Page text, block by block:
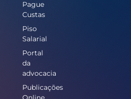
Pague
Custas
Piso
Salarial
Portal
da
advocacia
Publicações